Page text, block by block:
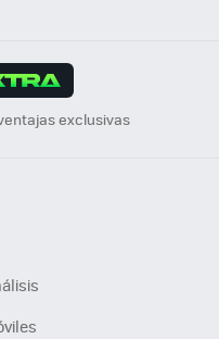
exclusivas